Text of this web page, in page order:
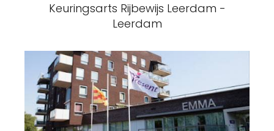
Keuringsarts Rijbewijs Leerdam -
Leerdam